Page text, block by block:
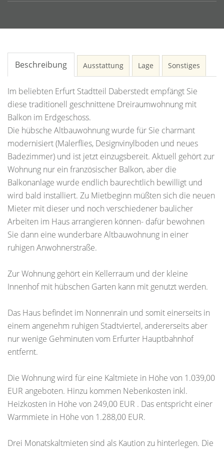
Beschreibung Ausstattung Lage Sonstiges
Im beliebten Erfurt Stadtteil Daberstedt empfängt Sie
diese traditionell geschnittene Dreiraumwohnung mit
Balkon im Erdgeschoss.
Die hübsche Altbauwohnung wurde für Sie charmant
modernisiert (Malerflies, Designvinylboden und neues
Badezimmer) und ist jetzt einzugsbereit. Aktuell gehört zur
Wohnung nur ein französischer Balkon, aber die
Balkonanlage wurde endlich baurechtlich bewilligt und
wird bald installiert. Zu Mietbeginn müßten sich die neuen
Mieter mit dieser und noch verschiedener baulicher
Arbeiten im Haus arrangieren können- dafür bewohnen
Sie dann eine wunderbare Altbauwohnung in einer
ruhigen Anwohnerstraße.
Zur Wohnung gehört ein Kellerraum und der kleine
Innenhof mit hübschen Garten kann mit genutzt werden.
Das Haus befindet im Nonnenrain und somit einerseits in
einem angenehm ruhigen Stadtviertel, andererseits aber
nur wenige Gehminuten vom Erfurter Hauptbahnhof
entfernt.
Die Wohnung wird für eine Kaltmiete in Höhe von 1.039,00
EUR angeboten. Hinzu kommen Nebenkosten inkl.
Heizkosten in Höhe von 249,00 EUR . Das entspricht einer
Warmmiete in Höhe von 1.288,00 EUR.
Drei Monatskaltmieten sind als Kaution zu hinterlegen. Die